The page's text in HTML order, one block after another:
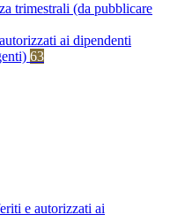
trimestrali (da pubblicare
ai dipendenti
63
e autorizzati ai